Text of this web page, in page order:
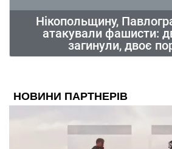
Нікопольщину,
атакували фашисти:
загинули, двоє